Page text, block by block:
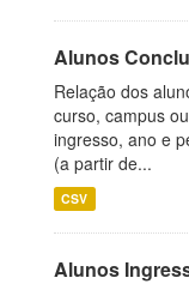
Alunos
Relação dos
curso, campus
ingresso, ano e
(a partir de...
CSV
Alunos